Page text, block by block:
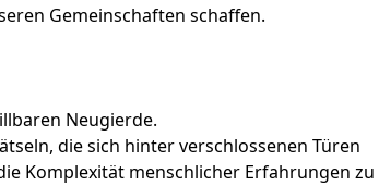
Gemeinschaften schaffen.
Neugierde.
die sich hinter verschlossenen Türen
Komplexität menschlicher Erfahrungen zu